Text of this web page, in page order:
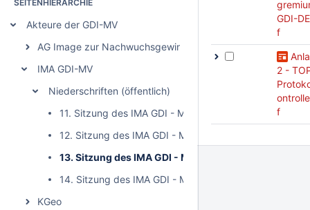
SEITENHIERARCHIE
Akteure der GDI-MV
AG Image zur Nachwuchsgewinnung
IMA GDI-MV
Niederschriften (öffentlich)
11. Sitzung des IMA GDI - MV (öffentlich)
12. Sitzung des IMA GDI - MV (öffentlich)
13. Sitzung des IMA GDI - MV (öffentlich)
14. Sitzung des IMA GDI - MV (öffentlich)
KGeo
GDI-
f
2 -
f